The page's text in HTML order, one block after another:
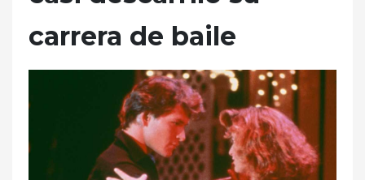
carrera de baile